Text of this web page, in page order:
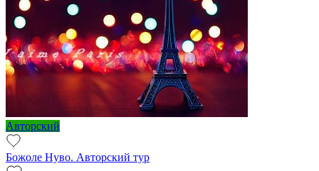
Авторский
Божоле Нуво. Авторский тур